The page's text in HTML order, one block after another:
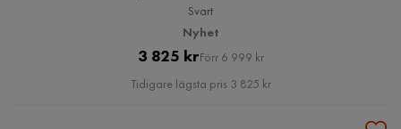
Svart
Nyhet
Pris
3 825 krOriginal
Pris
Förr 6 999 kr
Tidigare lägsta pris 3 825 kr